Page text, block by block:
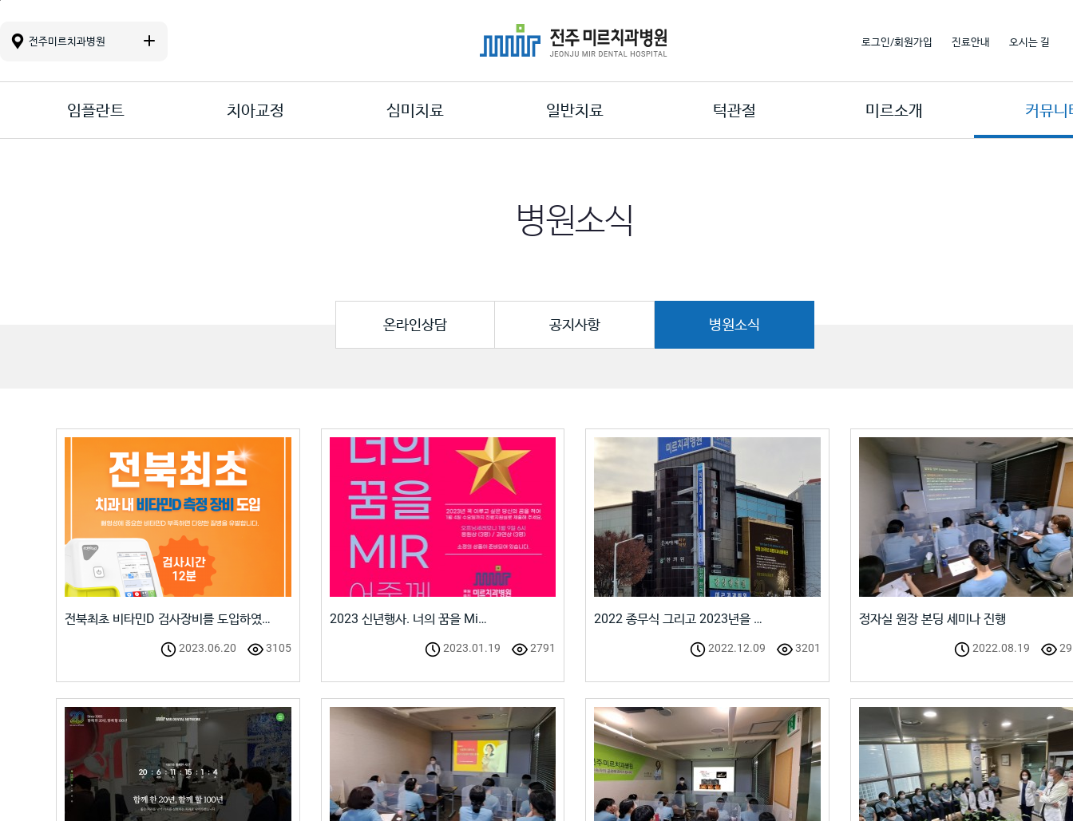
진료 메뉴바로가기
본문바로가기
컨텐츠바로가기
로그인/회원가입 진료안내 오시는 길
전주미르치과병원
임플란트 치아교정 심미치료 일반치료 턱관절 미르소개 커뮤니
병원소식
온라인상담 공지사항 병원소식
전북최초 비타민D 검사장비를 도입하였…
2023.06.20 3105
2023 신년행사. 너의 꿈을 Mi…
2023.01.19 2791
2022 종무식 그리고 2023년을 …
2022.12.09 3201
정자실 원장 본딩 세미나 진행
2022.08.19